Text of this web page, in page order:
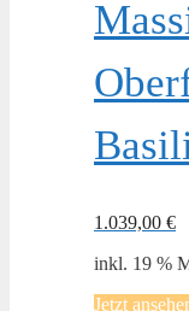
1.039,00 €
inkl. 19 %
Jetzt